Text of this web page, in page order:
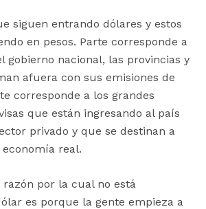
siguen entrando dólares y estos
en pesos. Parte corresponde a
gobierno nacional, las provincias y
afuera con sus emisiones de
corresponde a los grandes
que están ingresando al país
privado y que se destinan a
real.
razón por la cual no está
es porque la gente empieza a